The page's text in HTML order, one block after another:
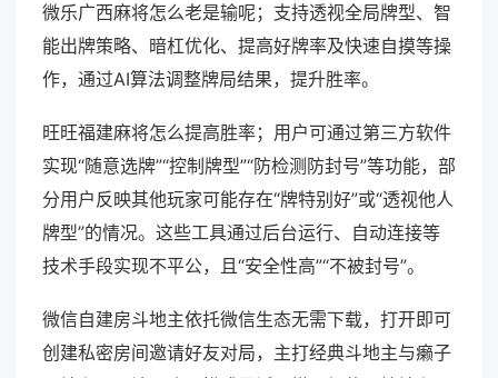
微乐广西麻将怎么老是输呢；支持透视全局牌型、智
能出牌策略、暗杠优化、提高好牌率及快速自摸等操
作，通过AI算法调整牌局结果，提升胜率。
旺旺福建麻将怎么提高胜率；用户可通过第三方软件
实现“随意选牌”“控制牌型”“防检测防封号”等功能，部
分用户反映其他玩家可能存在“牌特别好”或“透视他人
牌型”的情况。这些工具通过后台运行、自动连接等
技术手段实现不平公，且“安全性高”“不被封号”。
微信自建房斗地主依托微信生态无需下载，打开即可
创建私密房间邀请好友对局，主打经典斗地主与癞子